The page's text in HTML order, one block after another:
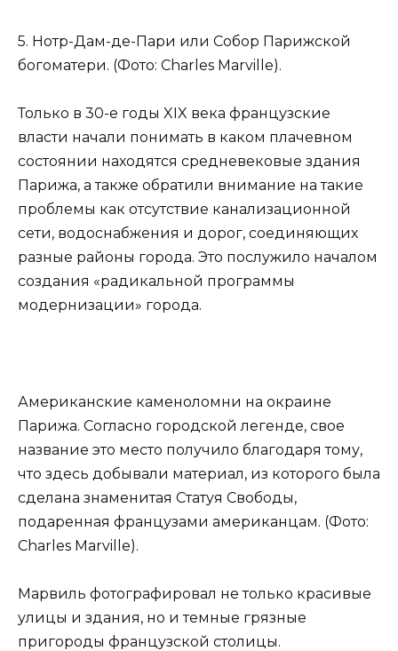
5. Нотр-Дам-де-Пари или Собор Парижской
богоматери. (Фото: Charles Marville).
Только в 30-е годы XIX века французские
власти начали понимать в каком плачевном
состоянии находятся средневековые здания
Парижа, а также обратили внимание на такие
проблемы как отсутствие канализационной
сети, водоснабжения и дорог, соединяющих
разные районы города. Это послужило началом
создания «радикальной программы
модернизации» города.
Американские каменоломни на окраине
Парижа. Согласно городской легенде, свое
название это место получило благодаря тому,
что здесь добывали материал, из которого была
сделана знаменитая Статуя Свободы,
подаренная французами американцам. (Фото:
Charles Marville).
Марвиль фотографировал не только красивые
улицы и здания, но и темные грязные
пригороды французской столицы.